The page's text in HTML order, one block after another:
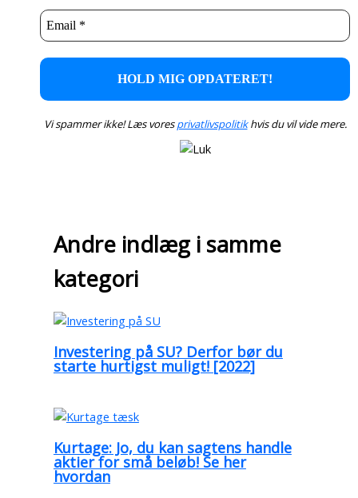
Vi spammer ikke! Læs voresprivatlivspolitikhvis du vil vide mere.
Andre indlæg i samme
kategori
Investering på SU? Derfor bør du
starte hurtigst muligt! [2022]
Kurtage: Jo, du kan sagtens handle
aktier for små beløb! Se her
hvordan